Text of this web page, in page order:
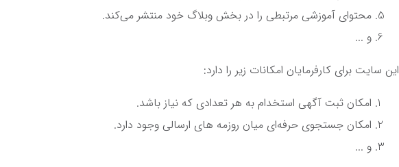
محتوای آموزشی مرتبطی را در بخش وبلاگ خود منتشر می‌کند.
و ...
این سایت برای کارفرمایان امکانات زیر را دارد:
امکان ثبت آگهی استخدام به هر تعدادی که نیاز باشد.
امکان جستجوی حرفه‌ای میان روزمه های ارسالی وجود دارد.
و ...